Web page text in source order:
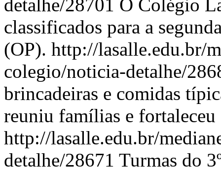
detalhe/28701 O Colégio
classificados para a
(OP). http://lasalle.edu.br/
colegio/noticia-detalhe/
brincadeiras e comidas
reuniu famílias e fortaleceu
http://lasalle.edu.br/
detalhe/28671 Turmas do